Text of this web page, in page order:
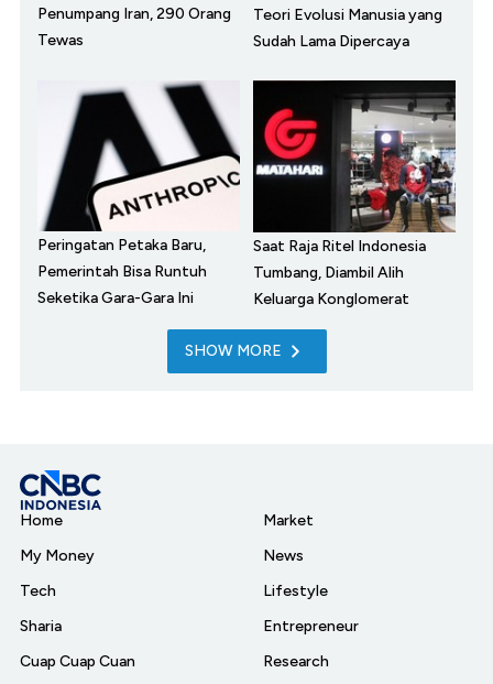
Penumpang Iran, 290 Orang
Tewas
Teori Evolusi Manusia yang
Sudah Lama Dipercaya
Peringatan Petaka Baru,
Pemerintah Bisa Runtuh
Seketika Gara-Gara Ini
Saat Raja Ritel Indonesia
Tumbang, Diambil Alih
Keluarga Konglomerat
SHOW MORE
Home
My Money
Tech
Sharia
Cuap Cuap Cuan
Market
News
Lifestyle
Entrepreneur
Research